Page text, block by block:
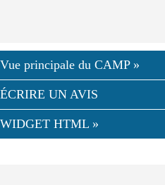
Vue principale du CAMP »
ÉCRIRE UN AVIS
WIDGET HTML »